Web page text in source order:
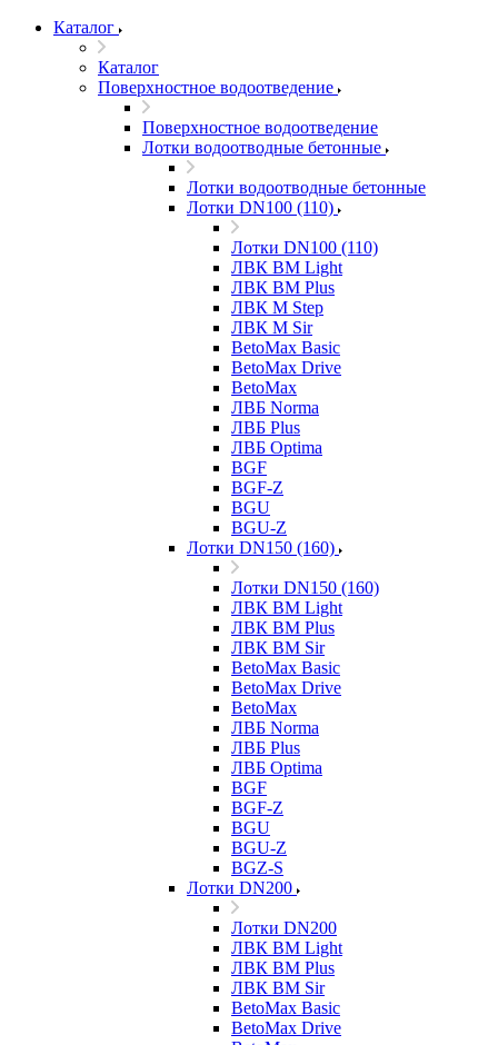
Каталог
Каталог
Поверхностное водоотведение
Поверхностное водоотведение
Лотки водоотводные бетонные
Лотки водоотводные бетонные
Лотки DN100 (110)
Лотки DN100 (110)
ЛВК ВМ Light
ЛВК ВМ Plus
ЛВК М Step
ЛВК М Sir
BetoMax Basic
BetoMax Drive
BetoMax
ЛВБ Norma
ЛВБ Plus
ЛВБ Optima
BGF
BGF-Z
BGU
BGU-Z
Лотки DN150 (160)
Лотки DN150 (160)
ЛВК ВМ Light
ЛВК ВМ Plus
ЛВК ВМ Sir
BetoMax Basic
BetoMax Drive
BetoMax
ЛВБ Norma
ЛВБ Plus
ЛВБ Optima
BGF
BGF-Z
BGU
BGU-Z
BGZ-S
Лотки DN200
Лотки DN200
ЛВК ВМ Light
ЛВК ВМ Plus
ЛВК ВМ Sir
BetoMax Basic
BetoMax Drive